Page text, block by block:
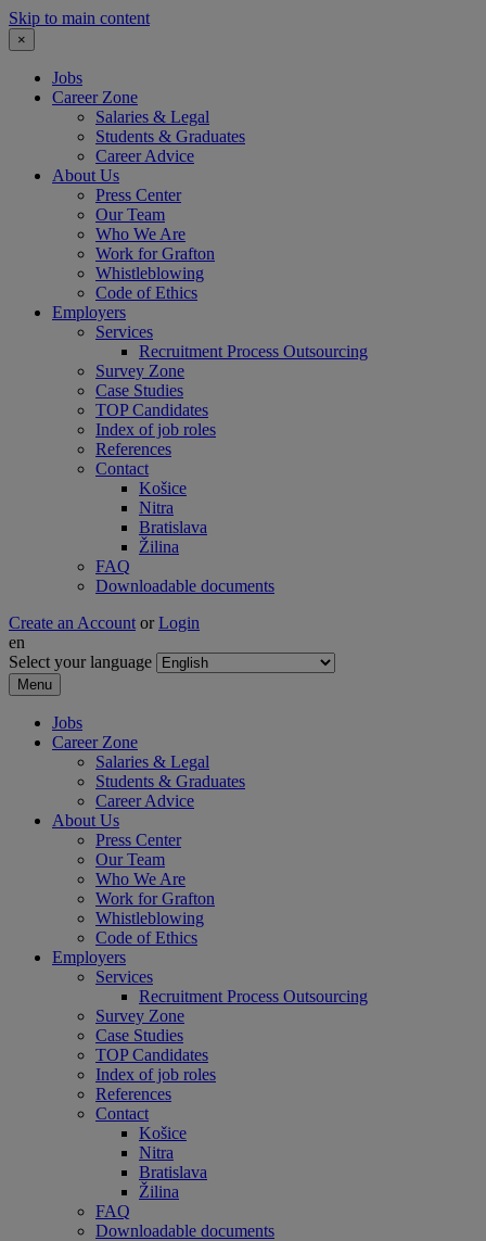
Skip to main content
×
Jobs
Career Zone
Salaries & Legal
Students & Graduates
Career Advice
About Us
Press Center
Our Team
Who We Are
Work for Grafton
Whistleblowing
Code of Ethics
Employers
Services
Recruitment Process Outsourcing
Survey Zone
Case Studies
TOP Candidates
Index of job roles
References
Contact
Košice
Nitra
Bratislava
Žilina
FAQ
Downloadable documents
Create an Account or Login
en
Select your language
Menu
Jobs
Career Zone
Salaries & Legal
Students & Graduates
Career Advice
About Us
Press Center
Our Team
Who We Are
Work for Grafton
Whistleblowing
Code of Ethics
Employers
Services
Recruitment Process Outsourcing
Survey Zone
Case Studies
TOP Candidates
Index of job roles
References
Contact
Košice
Nitra
Bratislava
Žilina
FAQ
Downloadable documents